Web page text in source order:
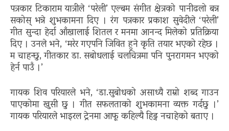
पत्रकार टिकाराम यात्रीले ‘परेली’ एल्बम संगीत क्षेत्रको पानीढलो बन्न
सकोस् भन्ने शुभकामना दिए । रंग पत्रकार प्रकाश सुवेदीले ‘परेली’
गीत सुन्दा हेर्दा आँखालाई शितल र मनमा आनन्द मिलेको प्रतिक्रिया
दिए । उनले भने, ‘मरेर गएपनि जिवित हुने कृति तयार भएको रहेछ ।
म चाहन्छु, गीतकार डा. सबोधलाई चलचित्रमा पनि पुनरागमन भएको
हेर्न पाउँ ।’
गायक शिव परियारले भने, ‘डा.सुबोधको असाध्यै राम्रो शब्द गाउन
पाएकोमा खुसी छु । गीत सफलताको शुभकामना व्यक्त गर्दछु ।’
गायक परियारले भाइरल ट्रेनमा आफू कहिल्यै हिड्न नचाहेको बताए ।